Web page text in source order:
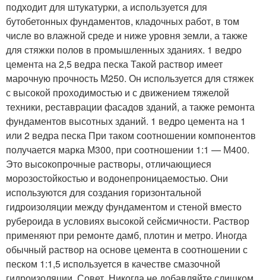
подходит для штукатурки, а используется для
бутобетонных фундаментов, кладочных работ, в том
числе во влажной среде и ниже уровня земли, а также
для стяжки полов в промышленных зданиях. 1 ведро
цемента на 2,5 ведра песка Такой раствор имеет
марочную прочность М250. Он используется для стяжек
с высокой проходимостью и с движением тяжелой
техники, реставрации фасадов зданий, а также ремонта
фундаментов высотных зданий. 1 ведро цемента на 1
или 2 ведра песка При таком соотношении компонентов
получается марка М300, при соотношении 1:1 — М400.
Это высокопрочные растворы, отличающиеся
морозостойкостью и водонепроницаемостью. Они
используются для создания горизонтальной
гидроизоляции между фундаментом и стеной вместо
рубероида в условиях высокой сейсмичности. Раствор
применяют при ремонте дамб, плотин и метро. Иногда
обычный раствор на основе цемента в соотношении с
песком 1:1,5 используется в качестве смазочной